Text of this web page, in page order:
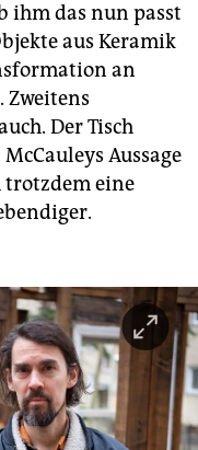
ihm das nun passt
aus Keramik
an
Zweitens
Der Tisch
Aussage
trotzdem eine